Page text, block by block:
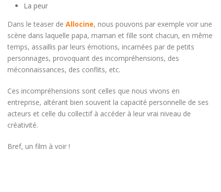
La peur
Dans le teaser de Allocine, nous pouvons par exemple voir une
scène dans laquelle papa, maman et fille sont chacun, en même
temps, assaillis par leurs émotions, incarnées par de petits
personnages, provoquant des incompréhensions, des
méconnaissances, des conflits, etc.
Ces incompréhensions sont celles que nous vivons en
entreprise, altérant bien souvent la capacité personnelle de ses
acteurs et celle du collectif à accéder à leur vrai niveau de
créativité.
Bref, un film à voir !